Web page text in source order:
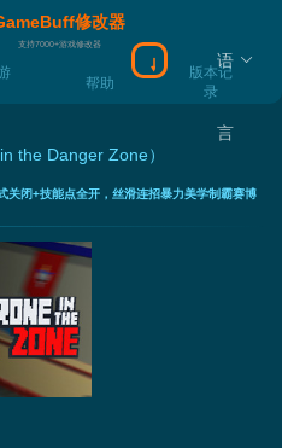
修改器
支持7000+游戏修改器
帮助
版本记
录
下载Gamebuff
语
言
the Danger Zone）
关闭+技能点全开，丝滑连招暴力美学制霸赛博